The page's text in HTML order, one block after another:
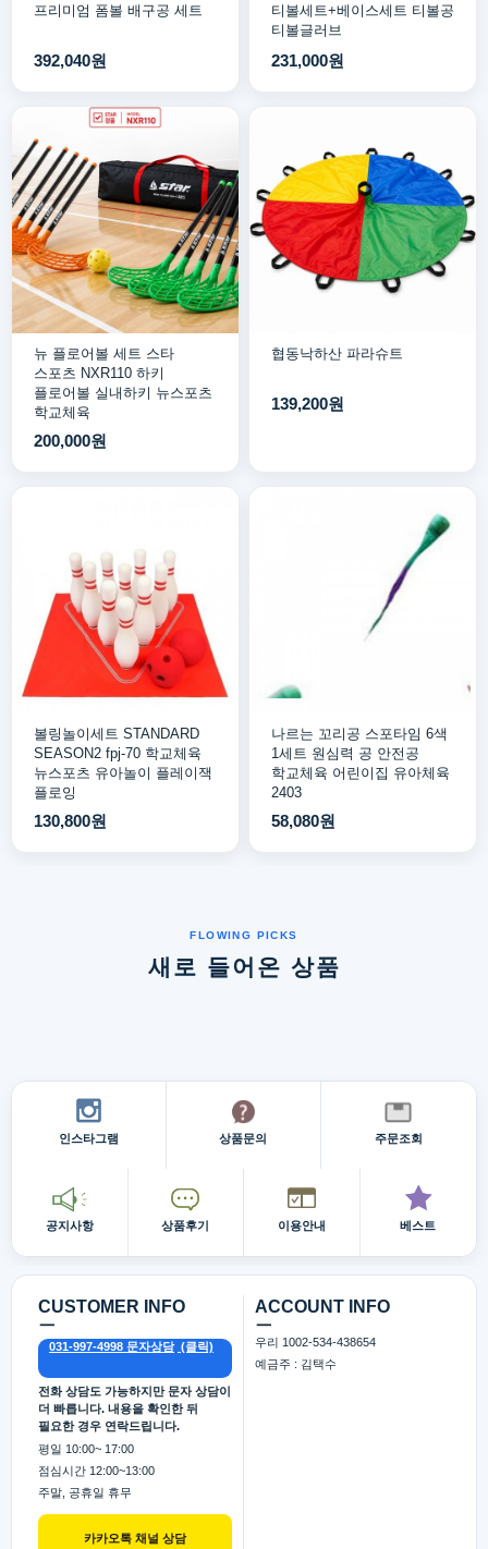
프리미엄 폼볼 배구공 세트
392,040원
티볼세트+베이스세트 티볼공
티볼글러브
231,000원
뉴 플로어볼 세트 스타
스포츠 NXR110 하키
플로어볼 실내하키 뉴스포츠
학교체육
200,000원
협동낙하산 파라슈트
139,200원
볼링놀이세트 STANDARD
SEASON2 fpj-70 학교체육
뉴스포츠 유아놀이 플레이잭
플로잉
130,800원
나르는 꼬리공 스포타임 6색
1세트 원심력 공 안전공
학교체육 어린이집 유아체육
2403
58,080원
새로 들어온 상품
인스타그램 상품문의 주문조회
공지사항 상품후기 이용안내 베스트
CUSTOMER INFO
카카오톡 채널 상담
ㅡ
031-997-4998 문자상담
전화 상담도 가능하지만 문자 상담이
더 빠릅니다. 내용을 확인한 뒤
필요한 경우 연락드립니다.
평일 10:00~ 17:00
점심시간 12:00~13:00
주말, 공휴일 휴무
ACCOUNT INFO
ㅡ
우리 1002-534-438654
예금주 : 김택수